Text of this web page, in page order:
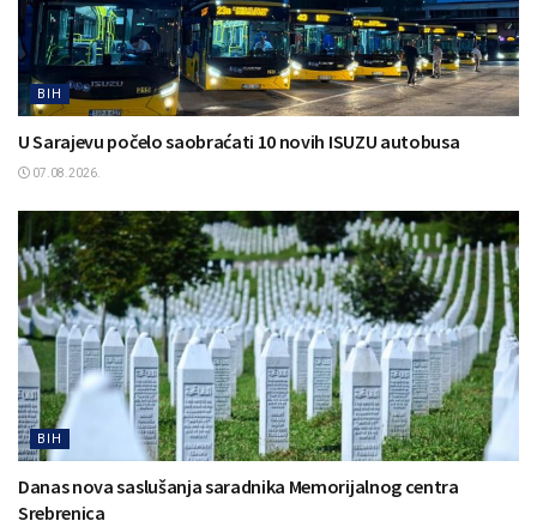
BIH
U Sarajevu počelo saobraćati 10 novih ISUZU autobusa
07.08.2026.
BIH
Danas nova saslušanja saradnika Memorijalnog centra
Srebrenica